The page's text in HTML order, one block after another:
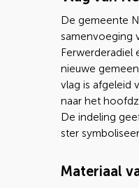
De gemeente
samenvoeging
Ferwerderadiel
nieuwe
vlag is afgeleid
naar het
De indeling
ster
Materiaal